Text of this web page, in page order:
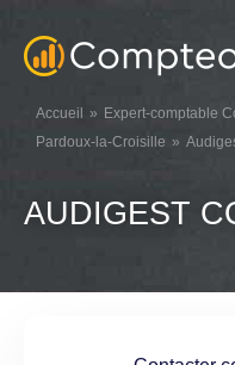
Accueil Expert-comptable
Pardoux-la-Croisille
AUDIGEST